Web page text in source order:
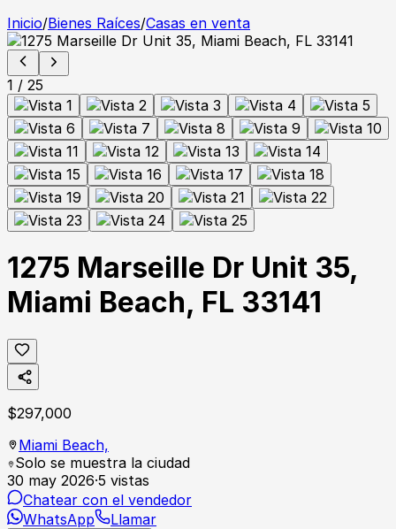
Inicio/Bienes Raíces/Casas en venta
1 / 25
1275 Marseille Dr Unit 35,
Miami Beach, FL 33141
$297,000
Miami Beach,
Solo se muestra la ciudad
30 may 2026·5 vistas
Chatear con el vendedor
WhatsApp
Llamar